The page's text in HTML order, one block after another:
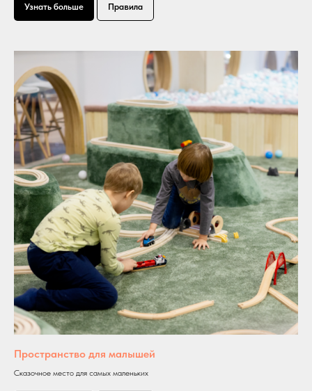
Узнать больше Правила
Пространство для малышей
Сказочное место для самых маленьких